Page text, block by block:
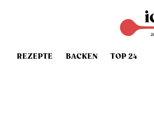
REZEPTE BACKEN TOP 24